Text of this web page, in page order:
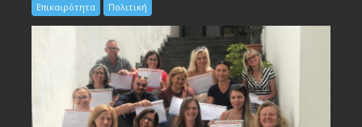
Επικαιρότητα Πολιτική